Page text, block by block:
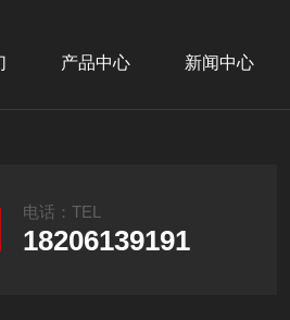
产品中心 新闻中心
电话：TEL
18206139191